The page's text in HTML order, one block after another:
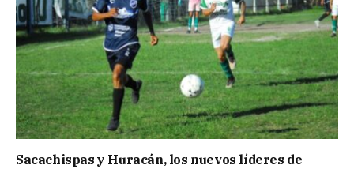
Sacachispas y Huracán, los nuevos líderes de